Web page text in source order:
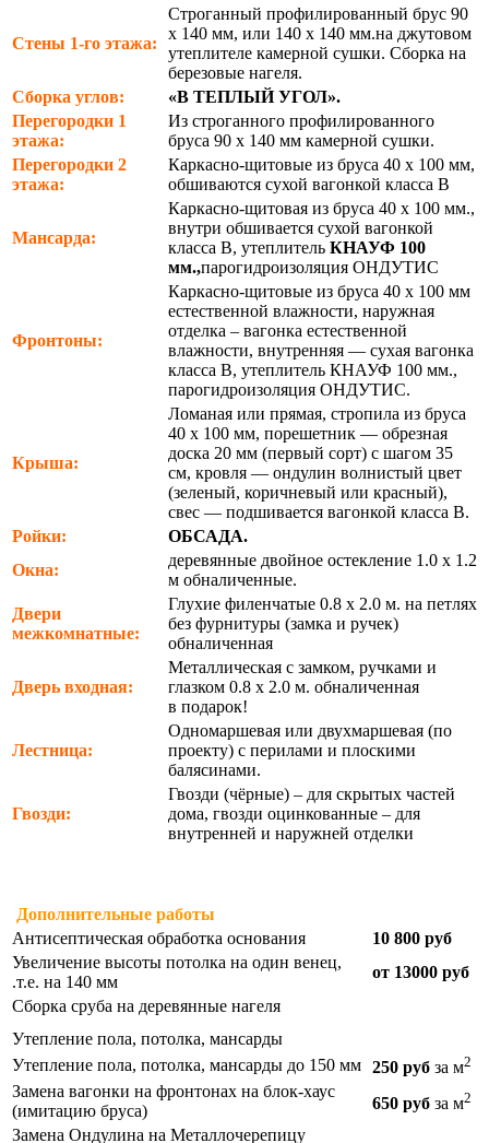
Стены 1-го этажа:
Строганный профилированный брус 90
х 140 мм, или 140 х 140 мм.на джутовом
утеплителе камерной сушки. Сборка на
березовые нагеля.
Сборка углов:
«В ТЕПЛЫЙ УГОЛ».
Перегородки 1
этажа:
Из строганного профилированного
бруса 90 х 140 мм камерной сушки.
Перегородки 2
этажа:
Каркасно-щитовые из бруса 40 х 100 мм,
обшиваются сухой вагонкой класса В
Мансарда:
Каркасно-щитовая из бруса 40 х 100 мм.,
внутри обшивается сухой вагонкой
класса В, утеплитель КНАУФ 100
мм.,парогидроизоляция ОНДУТИС
Фронтоны:
Каркасно-щитовые из бруса 40 х 100 мм
естественной влажности, наружная
отделка – вагонка естественной
влажности, внутренняя — сухая вагонка
класса В, утеплитель КНАУФ 100 мм.,
парогидроизоляция ОНДУТИС.
Крыша:
Ломаная или прямая, стропила из бруса
40 х 100 мм, порешетник — обрезная
доска 20 мм (первый сорт) с шагом 35
см, кровля — ондулин волнистый цвет
(зеленый, коричневый или красный),
свес — подшивается вагонкой класса В.
Ройки:
ОБСАДА.
Окна:
деревянные двойное остекление 1.0 х 1.2
м обналиченные.
Двери
межкомнатные:
Глухие филенчатые 0.8 х 2.0 м. на петлях
без фурнитуры (замка и ручек)
обналиченная
Дверь входная:
Металлическая с замком, ручками и
глазком 0.8 х 2.0 м. обналиченная
в подарок!
Лестница:
Одномаршевая или двухмаршевая (по
проекту) с перилами и плоскими
балясинами.
Гвозди:
Гвозди (чёрные) – для скрытых частей
дома, гвозди оцинкованные – для
внутренней и наружней отделки
Дополнительные работы
Антисептическая обработка основания
10 800 руб
Увеличение высоты потолка на один венец,
.т.е. на 140 мм
от 13000 руб
Сборка сруба на деревянные нагеля
Утепление пола, потолка, мансарды
Утепление пола, потолка, мансарды до 150 мм 250 руб за м2
Замена вагонки на фронтонах на блок-хаус
(имитацию бруса)
650 руб за м2
Замена Ондулина на Металлочерепицу